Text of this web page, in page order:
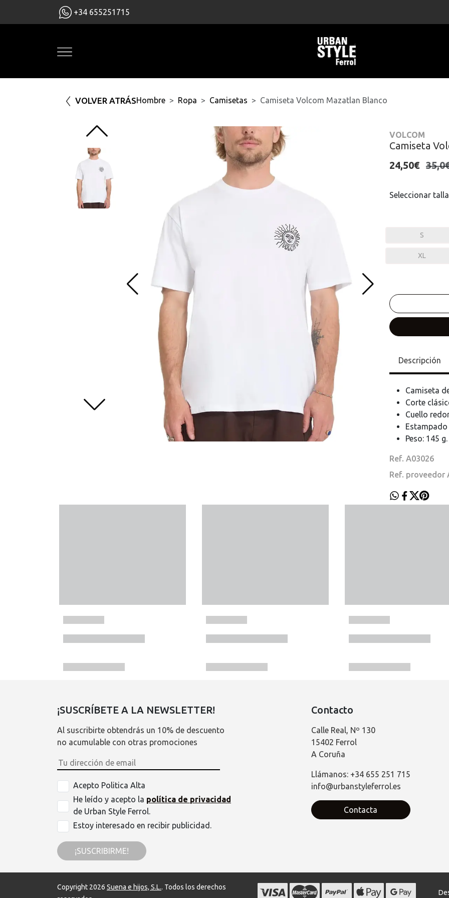
+34 655251715
VOLVER ATRÁSHombre Ropa Camisetas Camiseta Volcom Mazatlan Blanco
VOLCOM
Camiseta
24,50€
Seleccionar talla
S
XL
Descripción
Camiseta
Corte
Cuello
Peso: 145 g.
Ref. A03026
Ref. proveedor
¡SUSCRÍBETE A LA NEWSLETTER!
Al suscribirte obtendrás un 10% de descuento
no acumulable con otras promociones
Acepto Politica Alta
He leído y acepto la política de privacidad
de Urban Style Ferrol.
Estoy interesado en recibir publicidad.
¡SUSCRIBIRME!
Contacto
Calle Real, Nº 130
15402 Ferrol
A Coruña
Llámanos: +34 655 251 715
info@urbanstyleferrol.es
Contacta
Copyright 2026 Suena e hijos, S.L.. Todos los derechos